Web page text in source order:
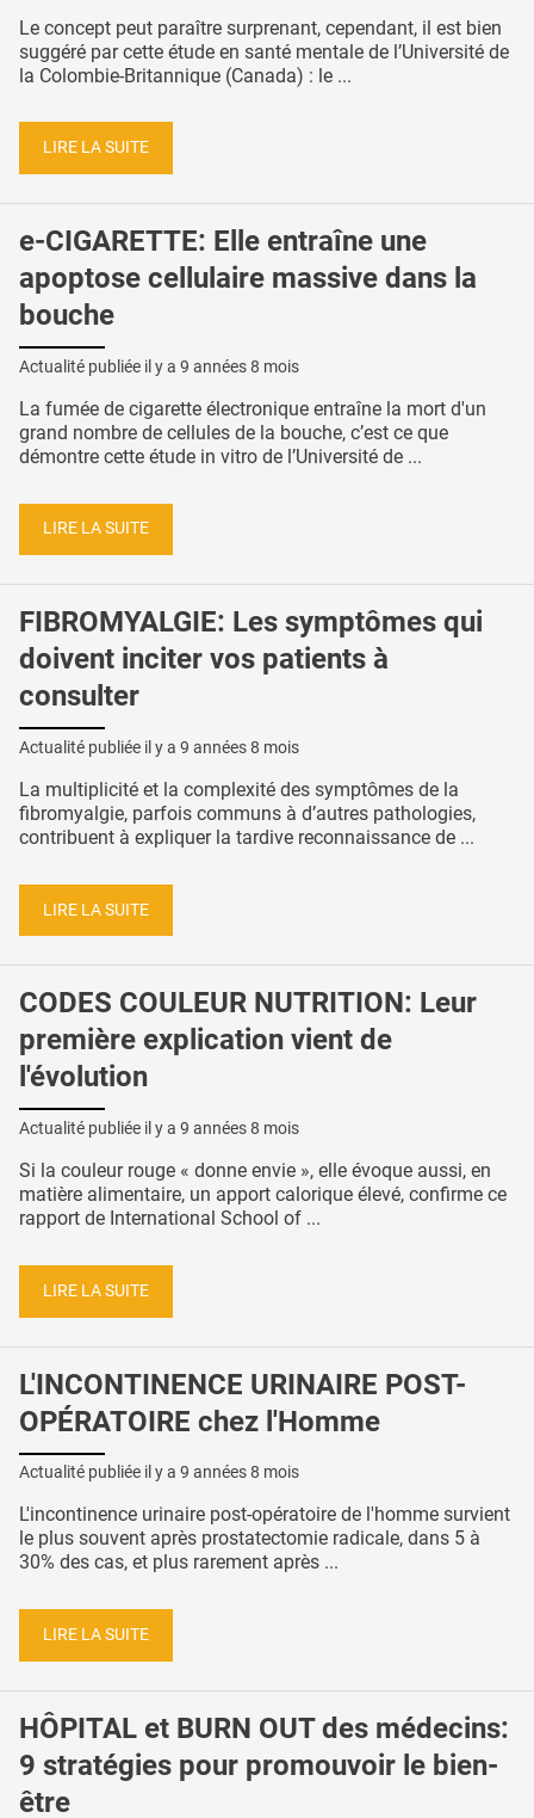
Le concept peut paraître surprenant, cependant, il est bien
suggéré par cette étude en santé mentale de l’Université de
la Colombie-Britannique (Canada) : le ...
LIRE LA SUITE
e-CIGARETTE: Elle entraîne une
apoptose cellulaire massive dans la
bouche
Actualité publiée il y a 9 années 8 mois
La fumée de cigarette électronique entraîne la mort d'un
grand nombre de cellules de la bouche, c’est ce que
démontre cette étude in vitro de l’Université de ...
LIRE LA SUITE
FIBROMYALGIE: Les symptômes qui
doivent inciter vos patients à
consulter
Actualité publiée il y a 9 années 8 mois
La multiplicité et la complexité des symptômes de la
fibromyalgie, parfois communs à d’autres pathologies,
contribuent à expliquer la tardive reconnaissance de ...
LIRE LA SUITE
CODES COULEUR NUTRITION: Leur
première explication vient de
l'évolution
Actualité publiée il y a 9 années 8 mois
Si la couleur rouge « donne envie », elle évoque aussi, en
matière alimentaire, un apport calorique élevé, confirme ce
rapport de International School of ...
LIRE LA SUITE
L'INCONTINENCE URINAIRE POST-
OPÉRATOIRE chez l'Homme
Actualité publiée il y a 9 années 8 mois
L'incontinence urinaire post-opératoire de l'homme survient
le plus souvent après prostatectomie radicale, dans 5 à
30% des cas, et plus rarement après ...
LIRE LA SUITE
HÔPITAL et BURN OUT des médecins:
9 stratégies pour promouvoir le bien-
être